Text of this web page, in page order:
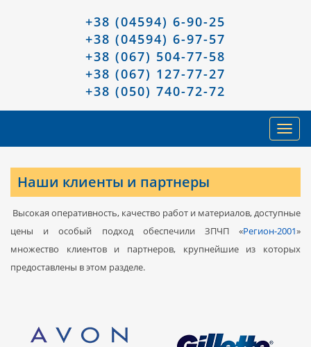
+38 (04594) 6-90-25
+38 (04594) 6-97-57
+38 (067) 504-77-58
+38 (067) 127-77-27
+38 (050) 740-72-72
Наши клиенты и партнеры
Высокая оперативность, качество работ и материалов, доступные
цены и особый подход обеспечили ЗПЧП «Регион-2001»
множество клиентов и партнеров, крупнейшие из которых
предоставлены в этом разделе.